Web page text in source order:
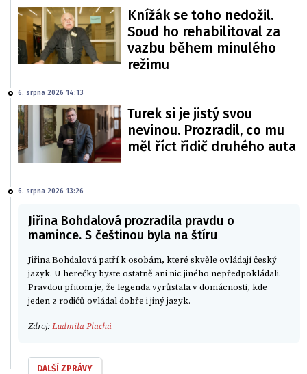
Knížák se toho nedožil.
Soud ho rehabilitoval za
vazbu během minulého
režimu
6. srpna 2026 14:13
Turek si je jistý svou
nevinou. Prozradil, co mu
měl říct řidič druhého auta
6. srpna 2026 13:26
Jiřina Bohdalová prozradila pravdu o
mamince. S češtinou byla na štíru
Jiřina Bohdalová patří k osobám, které skvěle ovládají český
jazyk. U herečky byste ostatně ani nic jiného nepředpokládali.
Pravdou přitom je, že legenda vyrůstala v domácnosti, kde
jeden z rodičů ovládal dobře i jiný jazyk.
Zdroj:Ludmila Plachá
DALŠÍ ZPRÁVY